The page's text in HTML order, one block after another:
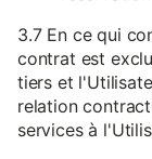
3.7 En ce qui
contrat est
tiers et
relation
services à